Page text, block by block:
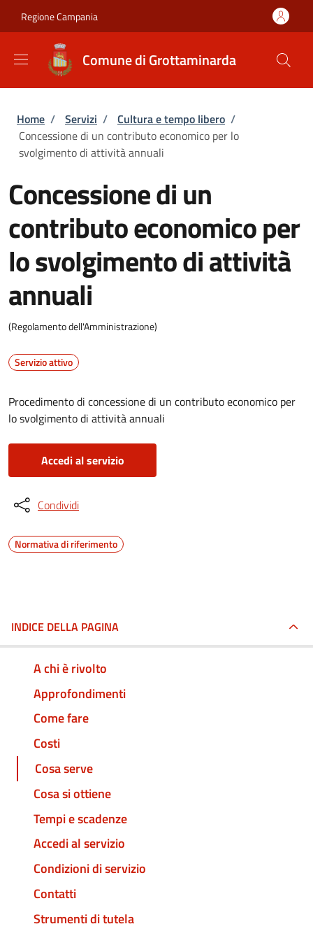
Regione Campania
Comune di Grottaminarda
Briciole di pane
Home / Servizi / Cultura e tempo libero /
Concessione di un contributo economico per lo
svolgimento di attività annuali
Concessione di un
contributo economico per
lo svolgimento di attività
annuali
(Regolamento dell'Amministrazione)
Servizio attivo
Procedimento di concessione di un contributo economico per
lo svolgimento di attività annuali
Accedi al servizio
Condividi
Normativa di riferimento
INDICE DELLA PAGINA
A chi è rivolto
Approfondimenti
Come fare
Costi
Cosa serve
Cosa si ottiene
Tempi e scadenze
Accedi al servizio
Condizioni di servizio
Contatti
Strumenti di tutela